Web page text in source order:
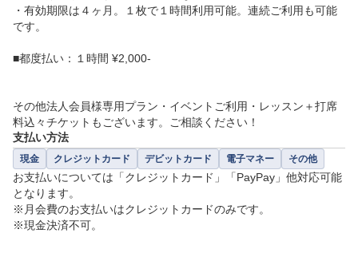
・有効期限は４ヶ月。１枚で１時間利用可能。連続ご利用も可能
です。
■都度払い：１時間 ¥2,000-
その他法人会員様専用プラン・イベントご利用・レッスン＋打席
料込々チケットもございます。ご相談ください！
支払い方法
現金 クレジットカード デビットカード 電子マネー その他
お支払いについては「クレジットカード」「PayPay」他対応可能
となります。
※月会費のお支払いはクレジットカードのみです。
※現金決済不可。